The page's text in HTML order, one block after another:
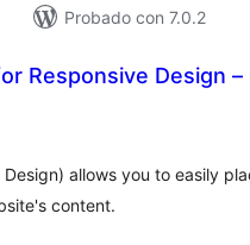
Probado con 7.0.2
Responsive Design –
allows you to easily
content.